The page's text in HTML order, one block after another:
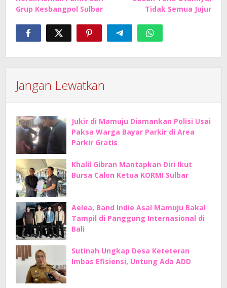
Grup Kesbangpol Sulbar
Tidak Semua Jujur
Jangan Lewatkan
Jukir di Mamuju Diamankan Polisi Usai
Paksa Warga Bayar Parkir di Area
Parkir Gratis
Khalil Gibran Mantapkan Diri Ikut
Bursa Calon Ketua KORMI Sulbar
Aelea, Band Indie Asal Mamuju Bakal
Tampil di Panggung Internasional di
Bali
Sutinah Ungkap Desa Keteteran
Imbas Efisiensi, Untung Ada ADD